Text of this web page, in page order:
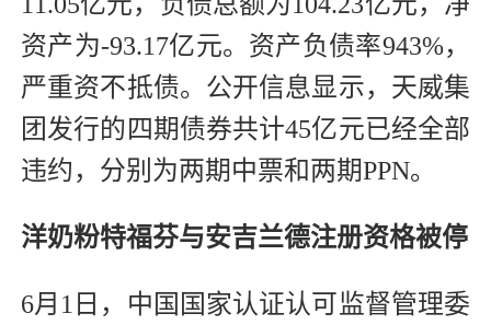
资产为-93.17亿元。资产负债率943%，
严重资不抵债。公开信息显示，天威集
团发行的四期债券共计45亿元已经全部
违约，分别为两期中票和两期PPN。
洋奶粉特福芬与安吉兰德注册资格被停
6月1日，中国国家认证认可监督管理委